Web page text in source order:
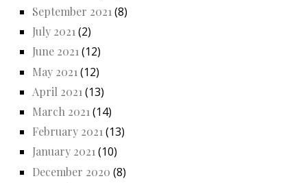
September 2021 (8)
July 2021(2)
June 2021(12)
May 2021 (12)
April 2021 (13)
March 2021 (14)
February 2021(13)
January 2021(10)
December 2020 (8)